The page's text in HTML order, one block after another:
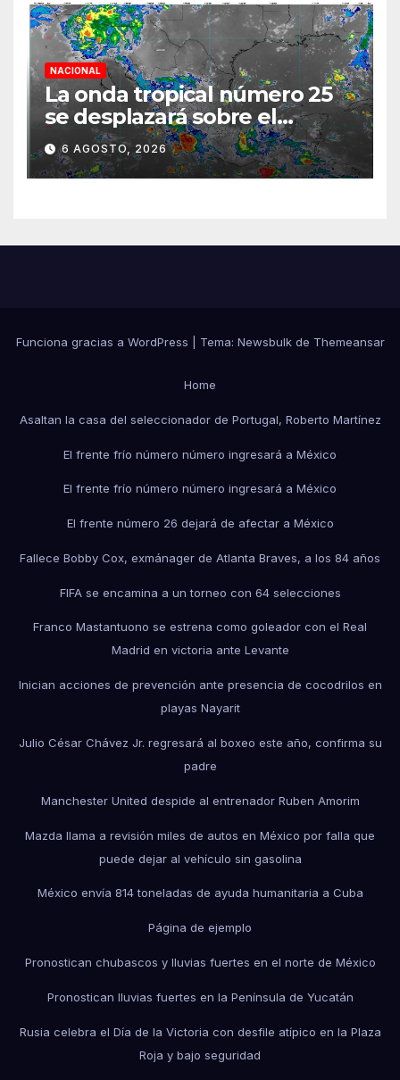
NACIONAL
La onda tropical número 25
se desplazará sobre el
sureste mexicano
6 AGOSTO, 2026
Funciona gracias a WordPress Tema: Newsbulkde Themeansar
Home
Asaltan la casa del seleccionador de Portugal, Roberto Martínez
El frente frío número número ingresará a México
El frente frío número número ingresará a México
El frente número 26 dejará de afectar a México
Fallece Bobby Cox, exmánager de Atlanta Braves, a los 84 años
FIFA se encamina a un torneo con 64 selecciones
Franco Mastantuono se estrena como goleador con el Real
Madrid en victoria ante Levante
Inician acciones de prevención ante presencia de cocodrilos en
playas Nayarit
Julio César Chávez Jr. regresará al boxeo este año, confirma su
padre
Manchester United despide al entrenador Ruben Amorim
Mazda llama a revisión miles de autos en México por falla que
puede dejar al vehículo sin gasolina
México envía 814 toneladas de ayuda humanitaria a Cuba
Página de ejemplo
Pronostican chubascos y lluvias fuertes en el norte de México
Pronostican lluvias fuertes en la Península de Yucatán
Rusia celebra el Día de la Victoria con desfile atípico en la Plaza
Roja y bajo seguridad